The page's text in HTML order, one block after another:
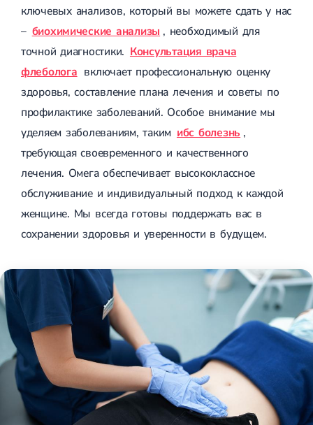
ключевых анализов, который вы можете сдать у нас
– биохимические анализы , необходимый для
точной диагностики. Консультация врача
флеболога включает профессиональную оценку
здоровья, составление плана лечения и советы по
профилактике заболеваний. Особое внимание мы
уделяем заболеваниям, таким ибс болезнь ,
требующая своевременного и качественного
лечения. Омега обеспечивает высококлассное
обслуживание и индивидуальный подход к каждой
женщине. Мы всегда готовы поддержать вас в
сохранении здоровья и уверенности в будущем.